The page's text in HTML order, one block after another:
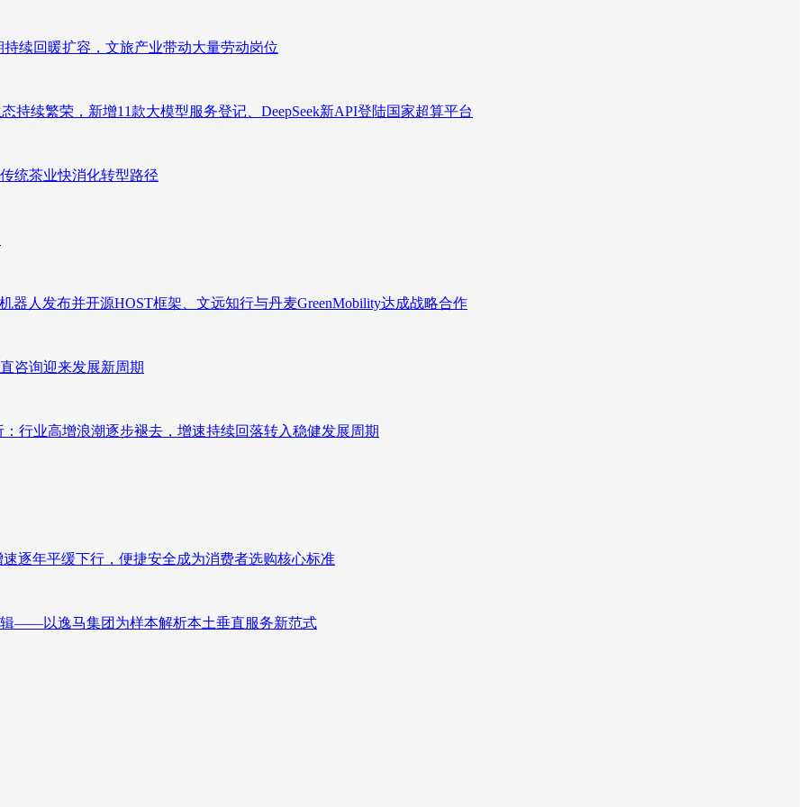
续回暖扩容，文旅产业带动大量劳动岗位
续繁荣，新增11款大模型服务登记、DeepSeek新API登陆国家超算平台
统茶业快消化转型路径
器人发布并开源HOST框架、文远知行与丹麦GreenMobility达成战略合作
咨询迎来发展新周期
行业高增浪潮逐步褪去，增速持续回落转入稳健发展周期
逐年平缓下行，便捷安全成为消费者选购核心标准
——以逸马集团为样本解析本土垂直服务新范式